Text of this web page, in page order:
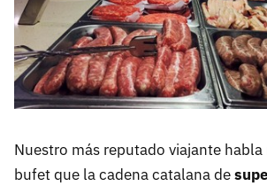
Nuestro más reputado viajante
bufet que la cadena catalana de